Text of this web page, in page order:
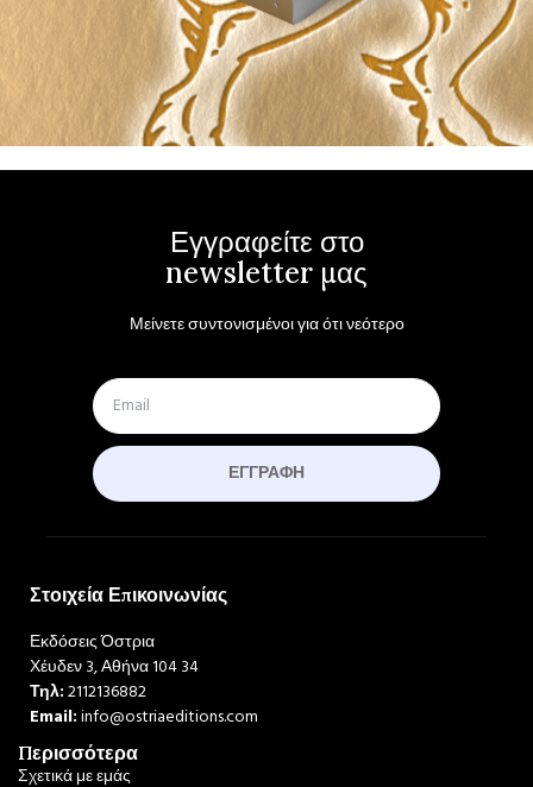
Εγγραφείτε στο
newsletter μας
Μείνετε συντονισμένοι για ότι νεότερο
ΕΓΓΡΑΦΉ
Στοιχεία Επικοινωνίας
Εκδόσεις Όστρια
Χέυδεν 3, Αθήνα 104 34
Τηλ:2112136882
Email:info@ostriaeditions.com
Περισσότερα
Σχετικά με εμάς